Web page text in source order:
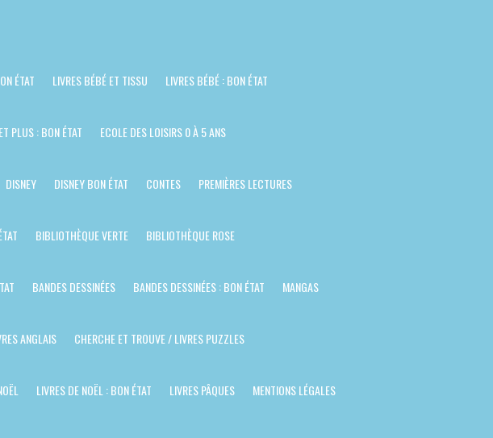
ÉTAT LIVRES BÉBÉ ET TISSU LIVRES BÉBÉ : BON ÉTAT
PLUS : BON ÉTAT ECOLE DES LOISIRS 0 À 5 ANS
DISNEY DISNEY BON ÉTAT CONTES PREMIÈRES LECTURES
BIBLIOTHÈQUE VERTE BIBLIOTHÈQUE ROSE
BANDES DESSINÉES BANDES DESSINÉES : BON ÉTAT MANGAS
ANGLAIS CHERCHE ET TROUVE / LIVRES PUZZLES
LIVRES DE NOËL : BON ÉTAT LIVRES PÂQUES MENTIONS LÉGALES